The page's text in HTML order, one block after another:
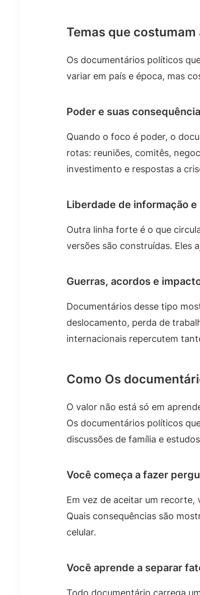
Temas que
Os documentários políticos
variar em país e época, mas
Poder e suas
Quando o foco é poder, o
rotas: reuniões, comitês,
investimento e respostas a
Liberdade de informação
Outra linha forte é o que
versões são construídas. Eles
Guerras, acordos e
Documentários desse tipo
deslocamento, perda de
internacionais repercutem
Como Os
O valor não está só em
Os documentários políticos
discussões de família e
Você começa a fazer
Em vez de aceitar um recorte,
Quais consequências são
celular.
Você aprende a separar
Todo documentário carrega